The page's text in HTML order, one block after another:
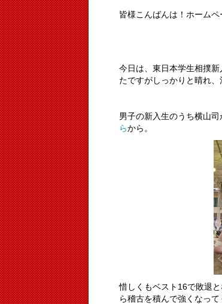
皆様こんばんは！ホームペ
今日は、東日本学生相撲
たですがしっかりと晴れ、
男子の新入生のうち横山
らから。
惜しくもベスト16で敗退
ら稽古を積んで強くなって